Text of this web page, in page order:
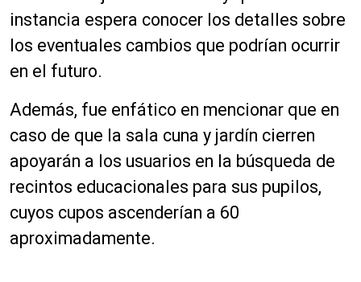
instancia espera conocer los detalles sobre
los eventuales cambios que podrían ocurrir
en el futuro.
Además, fue enfático en mencionar que en
caso de que la sala cuna y jardín cierren
apoyarán a los usuarios en la búsqueda de
recintos educacionales para sus pupilos,
cuyos cupos ascenderían a 60
aproximadamente.